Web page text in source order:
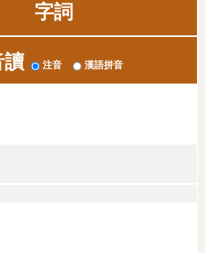
字詞
讀 注音 漢語拼音